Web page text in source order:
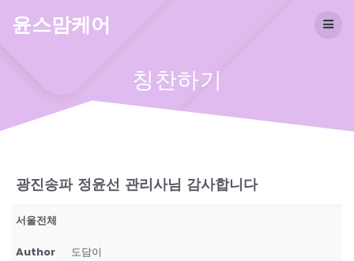
윤스맘케어
칭찬하기
광진송파 정윤선 관리사님 감사합니다
서울전체
Author 도담이